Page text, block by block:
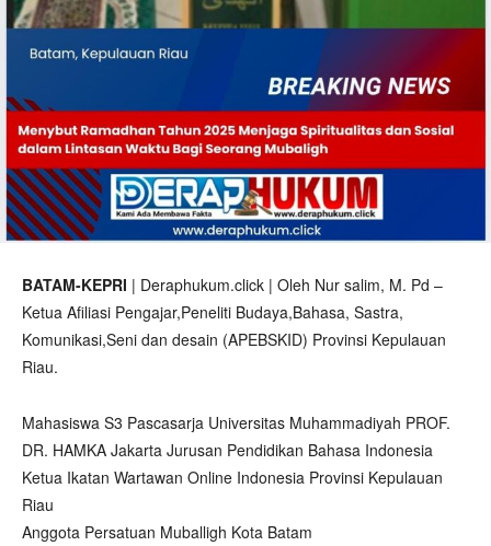
BATAM-KEPRI | Deraphukum.click | Oleh Nur salim, M. Pd –
Ketua Afiliasi Pengajar,Peneliti Budaya,Bahasa, Sastra,
Komunikasi,Seni dan desain (APEBSKID) Provinsi Kepulauan
Riau.
Mahasiswa S3 Pascasarja Universitas Muhammadiyah PROF.
DR. HAMKA Jakarta Jurusan Pendidikan Bahasa Indonesia
Ketua Ikatan Wartawan Online Indonesia Provinsi Kepulauan
Riau
Anggota Persatuan Muballigh Kota Batam